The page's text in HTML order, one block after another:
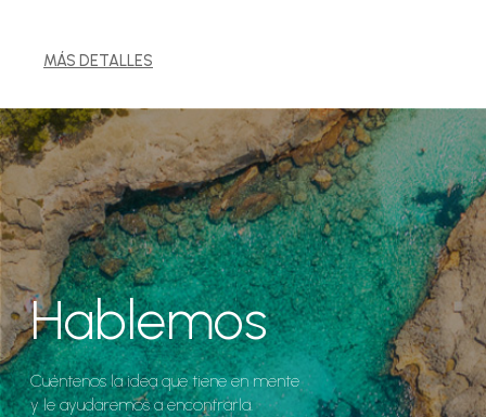
MÁS DETALLES
Hablemos
Cuéntenos la idea que tiene en mente
y le ayudaremos a encontrarla.